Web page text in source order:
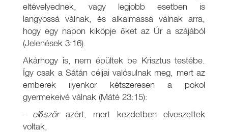
eltévelyednek, vagy legjobb esetben is
langyossá válnak, és alkalmassá válnak arra,
hogy egy napon kiköpje őket az Úr a szájából
(Jelenések 3:16).
Akárhogy is, nem épültek be Krisztus testébe.
Így csak a Sátán céljai valósulnak meg, mert az
emberek ilyenkor kétszeresen a pokol
gyermekeivé válnak (Máté 23:15):
- előszörazért, mert kezdetben elveszettek
voltak,